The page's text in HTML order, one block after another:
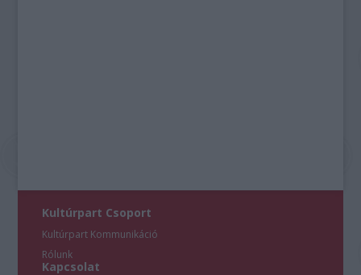
Kultúrpart Csoport
Kultúrpart Kommunikáció
Rólunk
Kapcsolat